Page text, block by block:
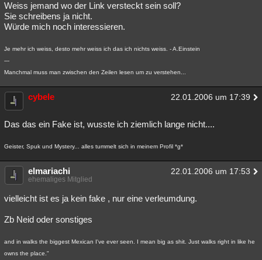
Weiss jemand wo der Link versteckt sein soll?
Sie schreibens ja nicht.
Würde mich noch interessieren.
Je mehr ich weiss, desto mehr weiss ich das ich nichts weiss. - A.Einstein
---
Manchmal muss man zwischen den Zeilen lesen um zu verstehen...
cybele 22.01.2006 um 17:39
Das das ein Fake ist, wusste ich ziemlich lange nicht....
Geister, Spuk und Mystery... alles tummelt sich in meinem Profil *g*
elmariachi 22.01.2006 um 17:53
ehemaliges Mitglied
vielleicht ist es ja kein fake , nur eine verleumdung.
Zb Neid oder sonstiges
and in walks the biggest Mexican I've ever seen. I mean big as shit. Just walks right in like he
owns the place."